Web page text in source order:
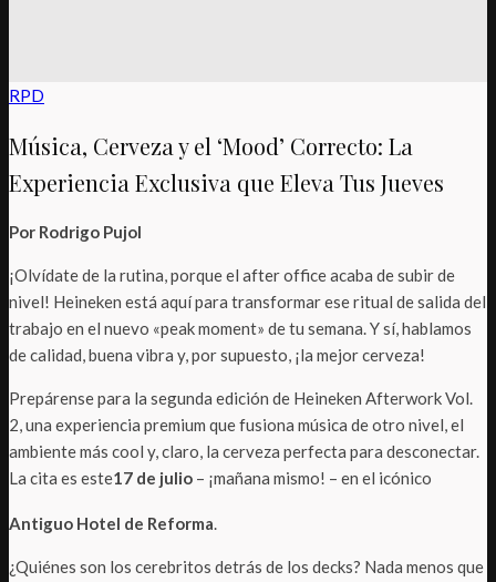
RPD
Música, Cerveza y el ‘Mood’ Correcto: La
Experiencia Exclusiva que Eleva Tus Jueves
Por Rodrigo Pujol
¡Olvídate de la rutina, porque el after office acaba de subir de
nivel! Heineken está aquí para transformar ese ritual de salida del
trabajo en el nuevo «peak moment» de tu semana. Y sí, hablamos
de calidad, buena vibra y, por supuesto, ¡la mejor cerveza!
Prepárense para la segunda edición de Heineken Afterwork Vol.
2, una experiencia premium que fusiona música de otro nivel, el
ambiente más cool y, claro, la cerveza perfecta para desconectar.
La cita es este17 de julio – ¡mañana mismo! – en el icónico
Antiguo Hotel de Reforma.
¿Quiénes son los cerebritos detrás de los decks? Nada menos que